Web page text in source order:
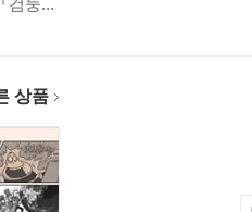
검둥...
상품